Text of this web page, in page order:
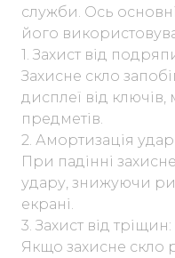
служби. Ось
його
1. Захист від
Захисне скло
дисплеї від
предметів.
2. Амортизація
При падінні
удару, знижуючи
екрані.
3. Захист від тріщин:
Якщо захисне скло